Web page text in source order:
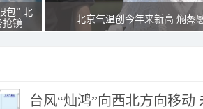
包” 北
抢镜
北京气温创今年来新高 焖蒸
台风“灿鸿”向西北方向移动